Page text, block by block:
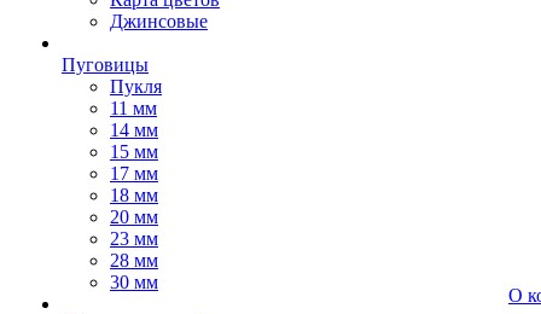
Джинсовые
Пуговицы
Пукля
11 мм
14 мм
15 мм
17 мм
18 мм
20 мм
23 мм
28 мм
30 мм
О